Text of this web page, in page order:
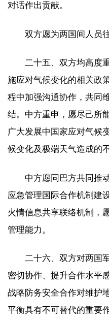
对话作出贡献。
双方愿为两国间人员
二十五、双方均高度
施应对气候变化的相关政
程中加强沟通协作，共同
结。中方重申，愿尽己所
广大发展中国家应对气候
候变化及极端天气造成的
中方愿同巴方共同推
应急管理国际合作机制建
火情信息共享联络机制，
管理能力。
二十六、双方对两国
密切协作、提升合作水平
战略防务安全合作对维护
平衡具有不可替代的重要